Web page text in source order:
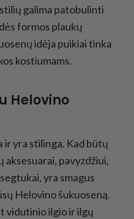
galima patobulinti
formos plaukų
idėja puikiai tinka
kostiumams.
Helovino
ir yra stilinga. Kad būtų
aksesuarai, pavyzdžiui,
yra smagus
Helovino šukuoseną.
vidutinio ilgio ir ilgų